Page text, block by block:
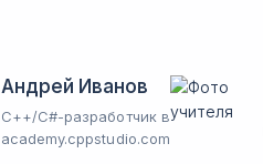
Андрей Иванов
C++/C#-разработчик в
academy.cppstudio.com